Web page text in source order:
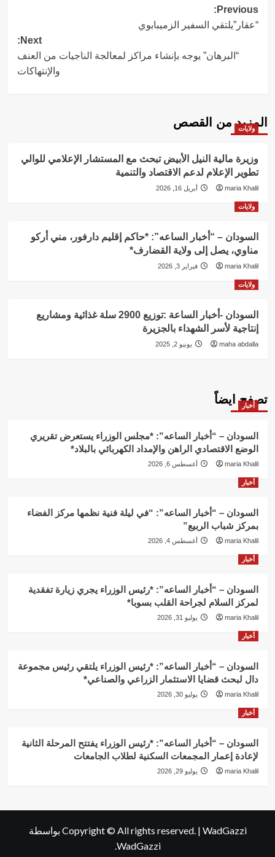
Post
navigation
Previous:
“عقار”يلتقي السفير الزميبابوي
Next:
“البرهان” يوجه بإنشاء مراكز لمعالجة الناجيات من العنف
والإنتهاكات
المزيد من القصص
ولايات
وزيرة مالية النيل الأبيض تبحث مع المستشار الإعلامي للوالي
تطوير الإعلام لدعم الاقتصاد والتنمية
maria Khalil أبريل 16, 2026
ولايات
السودان – “أخبار الساعه”: *حاكم إقليم دارفور، مني أركو
مناوي، يصل إلى ولاية القضارف*
maria Khalil فبراير 3, 2026
ولايات
السودان -أخبار الساعة :توزيع 2900 سلة غذائية ومشاريع
إنتاجية لأسر الشهداء بالجزيرة
maha abdalla يونيو 2, 2025
تصفح ايضاً
أخبار
السودان – “أخبار الساعه”: *مجلس الوزراء يستعرض تقريري
الوضع الاقتصادي الراهن والإمداد الكهربائي بالبلاد*
maria Khalil أغسطس 6, 2026
أخبار
السودان – “أخبار الساعه”: “في ليلة فنية نظمها مركز الفضاء
بمركز شباب الربيع”
maria Khalil أغسطس 4, 2026
أخبار
السودان – “أخبار الساعه”: *رئيس الوزراء يجري زيارة تفقدية
لمركز السلام لجراحة القلب بسوبا*
maria Khalil يوليو 31, 2026
أخبار
السودان – “أخبار الساعه”: *رئيس الوزراء يلتقي رئيس مجموعة
دال لبحث قضايا الاستثمار الزراعي والصناعي*
maria Khalil يوليو 30, 2026
أخبار
السودان – “أخبار الساعه”: *رئيس الوزراء يفتتح المرحلة الثانية
لإعادة إعمار المجمعات السكنية لطلاب الجامعات
maria Khalil يوليو 29, 2026
Copyright © All rights reserved. | WadGazzi
بواسطة
WadGazzi.